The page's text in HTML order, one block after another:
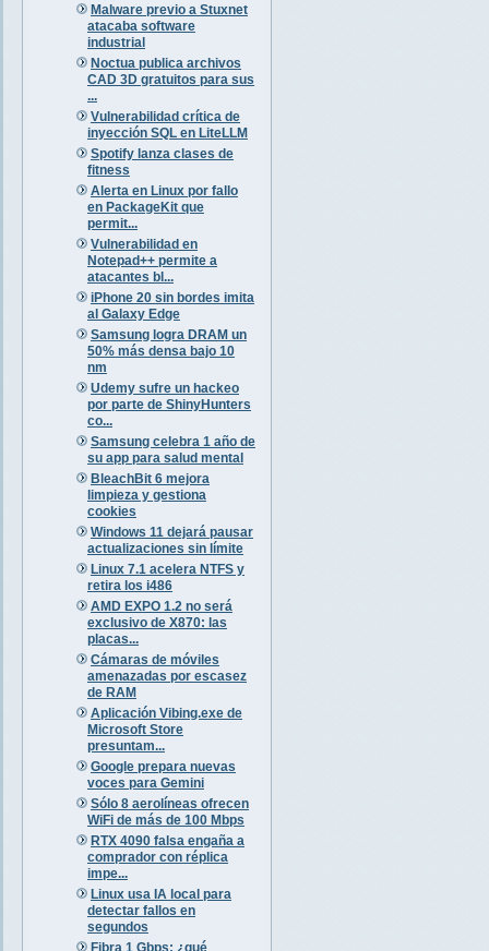
Malware previo a Stuxnet
atacaba software
industrial
Noctua publica archivos
CAD 3D gratuitos para sus
...
Vulnerabilidad crítica de
inyección SQL en LiteLLM
Spotify lanza clases de
fitness
Alerta en Linux por fallo
en PackageKit que
permit...
Vulnerabilidad en
Notepad++ permite a
atacantes bl...
iPhone 20 sin bordes imita
al Galaxy Edge
Samsung logra DRAM un
50% más densa bajo 10
nm
Udemy sufre un hackeo
por parte de ShinyHunters
co...
Samsung celebra 1 año de
su app para salud mental
BleachBit 6 mejora
limpieza y gestiona
cookies
Windows 11 dejará pausar
actualizaciones sin límite
Linux 7.1 acelera NTFS y
retira los i486
AMD EXPO 1.2 no será
exclusivo de X870: las
placas...
Cámaras de móviles
amenazadas por escasez
de RAM
Aplicación Vibing.exe de
Microsoft Store
presuntam...
Google prepara nuevas
voces para Gemini
Sólo 8 aerolíneas ofrecen
WiFi de más de 100 Mbps
RTX 4090 falsa engaña a
comprador con réplica
impe...
Linux usa IA local para
detectar fallos en
segundos
Fibra 1 Gbps: ¿qué